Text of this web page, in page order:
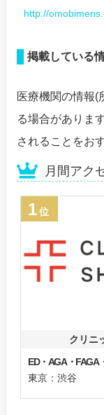
http://
掲載している
医療機関の情報(
る場合がありま
されることをお
月間アク
1位
クリニ
ED・AGA・FAGA
東京：渋谷